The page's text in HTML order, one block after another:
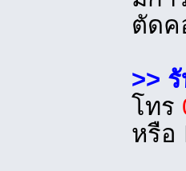
ตัดค
>>
โทร
หรือ